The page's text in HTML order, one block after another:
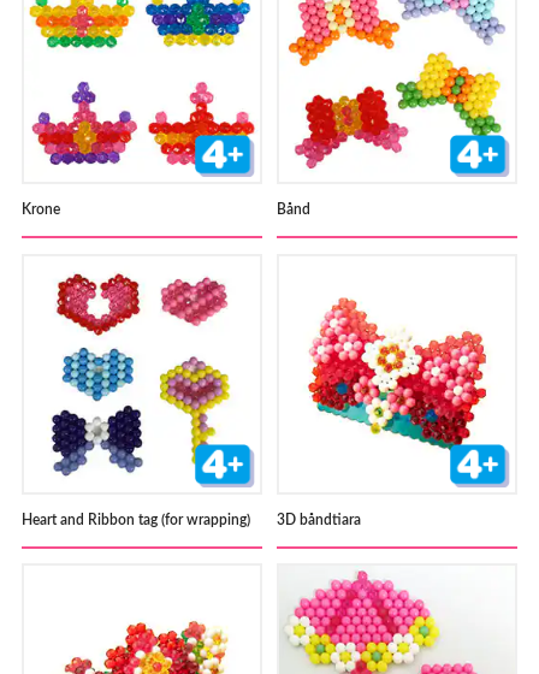
Krone Bånd
Heart and Ribbon tag (for wrapping) 3D båndtiara